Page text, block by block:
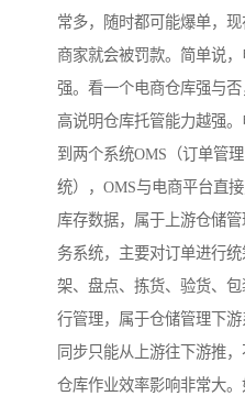
常多，随时都可能爆单，
商家就会被罚款。简单说
强。看一个电商仓库强与
高说明仓库托管能力越强
到两个系统OMS（订单管
统），OMS与电商平台直
库存数据，属于上游仓储
务系统，主要对订单进行
架、盘点、拣货、验货、
行管理，属于仓储管理下游
同步只能从上游往下游推
仓库作业效率影响非常大